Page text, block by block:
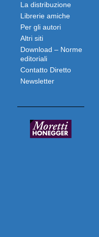
La distribuzione
Librerie amiche
Per gli autori
Altri siti
Download – Norme
editoriali
Contatto Diretto
Newsletter